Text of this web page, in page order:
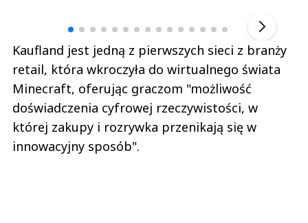
Kaufland jest jedną z pierwszych sieci z branży
retail, która wkroczyła do wirtualnego świata
Minecraft, oferując graczom "możliwość
doświadczenia cyfrowej rzeczywistości, w
której zakupy i rozrywka przenikają się w
innowacyjny sposób".